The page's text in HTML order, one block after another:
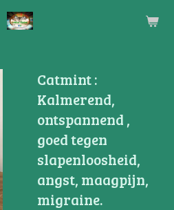
Catmint :
Kalmerend,
ontspannend ,
goed tegen
slapenloosheid,
angst, maagpijn,
migraine.